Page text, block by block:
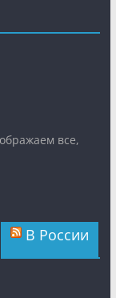
все,
В России